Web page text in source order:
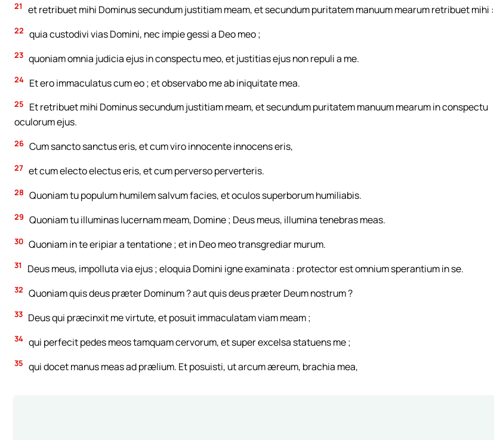
21 et retribuet mihi Dominus secundum justitiam meam, et secundum puritatem manuum mearum retribuet mihi :
22 quia custodivi vias Domini, nec impie gessi a Deo meo ;
23 quoniam omnia judicia ejus in conspectu meo, et justitias ejus non repuli a me.
24 Et ero immaculatus cum eo ; et observabo me ab iniquitate mea.
25
Et retribuet mihi Dominus secundum justitiam meam, et secundum puritatem manuum mearum in conspectu
oculorum ejus.
26 Cum sancto sanctus eris, et cum viro innocente innocens eris,
27 et cum electo electus eris, et cum perverso perverteris.
28 Quoniam tu populum humilem salvum facies, et oculos superborum humiliabis.
29 Quoniam tu illuminas lucernam meam, Domine ; Deus meus, illumina tenebras meas.
30 Quoniam in te eripiar a tentatione ; et in Deo meo transgrediar murum.
31 Deus meus, impolluta via ejus ; eloquia Domini igne examinata : protector est omnium sperantium in se.
32 Quoniam quis deus præter Dominum ? aut quis deus præter Deum nostrum ?
33 Deus qui præcinxit me virtute, et posuit immaculatam viam meam ;
34 qui perfecit pedes meos tamquam cervorum, et super excelsa statuens me ;
35 qui docet manus meas ad prælium. Et posuisti, ut arcum æreum, brachia mea,